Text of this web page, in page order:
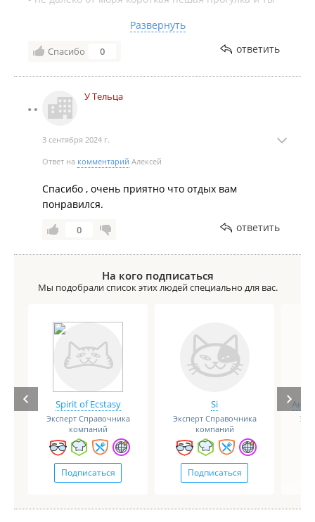
вместе с ними, даже не успеваешь уставать.
-тихо спокойной, после 23 всё спят что отлично
подходит под семейный отдых.
Надеемся вернуться в следующем году
Развернуть
Спасибо 0 ответить
У Тельца
3 сентября 2024 г.
Ответ на комментарий Алексей
Спасибо , очень приятно что отдых вам
понравился.
0 ответить
На кого подписаться
Мы подобрали список этих людей специально для вас.
Spirit of Ecstasy
Эксперт Справочника
компаний
Подписаться
Si
Эксперт Справочника
компаний
Подписаться